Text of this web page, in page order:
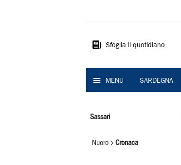
Sardegna
Sfoglia il quotidiano
MENU SARDEGNA
Sassari
Nuoro Cronaca